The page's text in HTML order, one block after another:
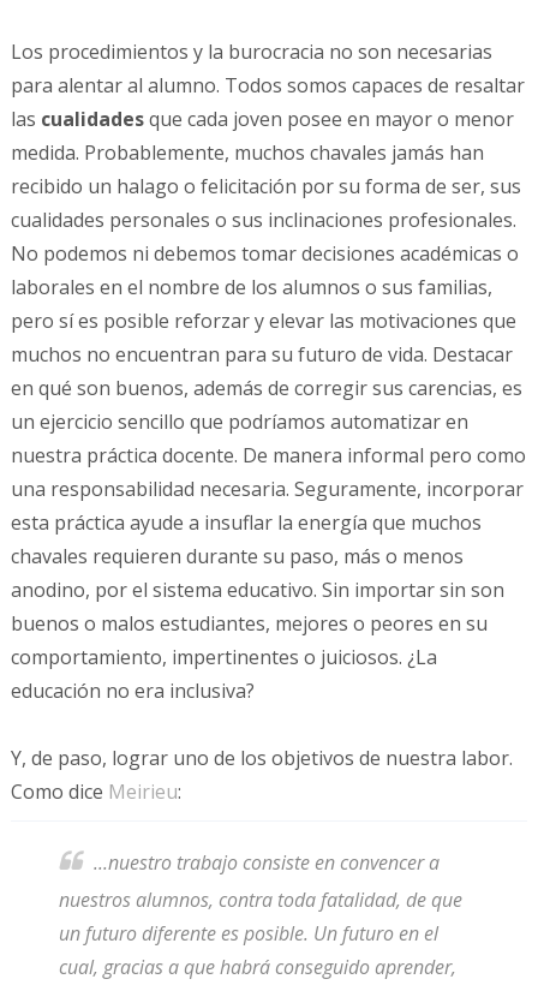
Los procedimientos y la burocracia no son necesarias
para alentar al alumno. Todos somos capaces de resaltar
las cualidadesque cada joven posee en mayor o menor
medida. Probablemente, muchos chavales jamás han
recibido un halago o felicitación por su forma de ser, sus
cualidades personales o sus inclinaciones profesionales.
No podemos ni debemos tomar decisiones académicas o
laborales en el nombre de los alumnos o sus familias,
pero sí es posible reforzar y elevar las motivaciones que
muchos no encuentran para su futuro de vida. Destacar
en qué son buenos, además de corregir sus carencias, es
un ejercicio sencillo que podríamos automatizar en
nuestra práctica docente. De manera informal pero como
una responsabilidad necesaria. Seguramente, incorporar
esta práctica ayude a insuflar la energía que muchos
chavales requieren durante su paso, más o menos
anodino, por el sistema educativo. Sin importar sin son
buenos o malos estudiantes, mejores o peores en su
comportamiento, impertinentes o juiciosos. ¿La
educación no era inclusiva?
Y, de paso, lograr uno de los objetivos de nuestra labor.
Como dice Meirieu:
...nuestro trabajo consiste en convencer a
nuestros alumnos, contra toda fatalidad, de que
un futuro diferente es posible. Un futuro en el
cual, gracias a que habrá conseguido aprender,